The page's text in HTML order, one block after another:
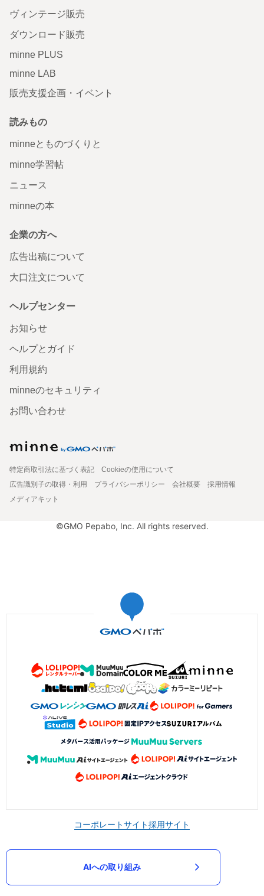
ヴィンテージ販売
ダウンロード販売
minne PLUS
minne LAB
販売支援企画・イベント
読みもの
minneとものづくりと
minne学習帖
ニュース
minneの本
企業の方へ
広告出稿について
大口注文について
ヘルプセンター
お知らせ
ヘルプとガイド
利用規約
minneのセキュリティ
お問い合わせ
特定商取引法に基づく表記
Cookieの使用について
広告識別子の取得・利用
プライバシーポリシー 会社概要
採用情報
メディアキット
©GMO Pepabo, Inc. All rights reserved.
コーポレートサイト採用サイト
AIへの取り組み